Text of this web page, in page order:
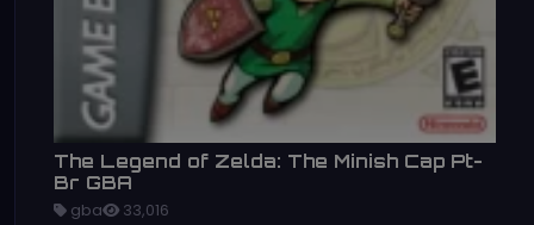
The Legend of Zelda: The Minish Cap Pt-
Br GBA
gba 33,016